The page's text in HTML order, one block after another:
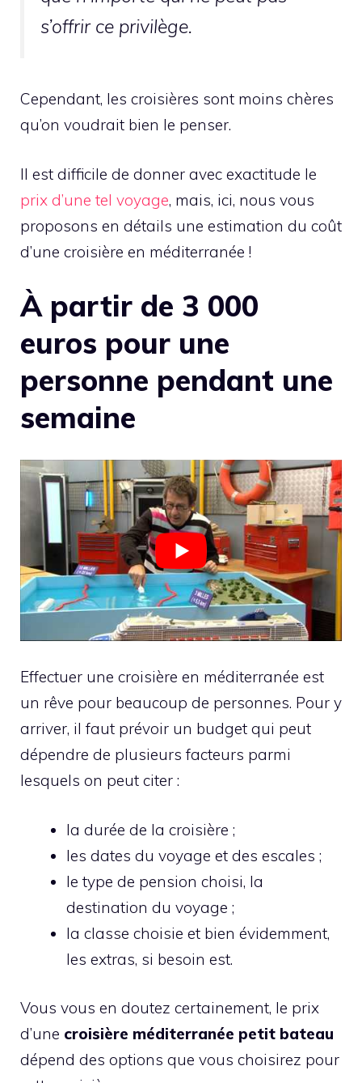
s’offrir ce privilège.
Cependant, les croisières sont moins chères
qu’on voudrait bien le penser.
Il est difficile de donner avec exactitude le
prix d’une tel voyage, mais, ici, nous vous
proposons en détails une estimation du coût
d’une croisière en méditerranée !
À partir de 3 000
euros pour une
personne pendant une
semaine
Effectuer une croisière en méditerranée est
un rêve pour beaucoup de personnes. Pour y
arriver, il faut prévoir un budget qui peut
dépendre de plusieurs facteurs parmi
lesquels on peut citer :
la durée de la croisière ;
les dates du voyage et des escales ;
le type de pension choisi, la
destination du voyage ;
la classe choisie et bien évidemment,
les extras, si besoin est.
Vous vous en doutez certainement, le prix
d’une croisière méditerranée petit bateau
dépend des options que vous choisirez pour